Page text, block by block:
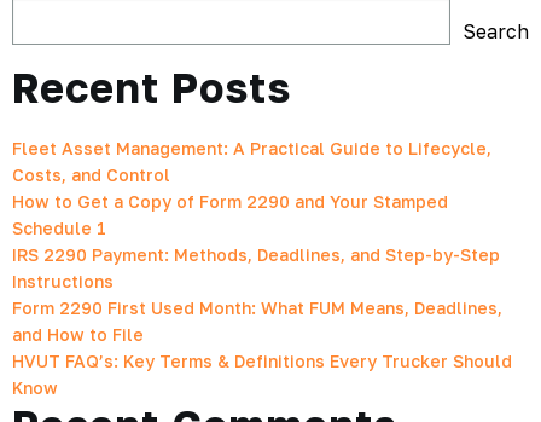
Search
Recent Posts
Fleet Asset Management: A Practical Guide to Lifecycle,
Costs, and Control
How to Get a Copy of Form 2290 and Your Stamped
Schedule 1
IRS 2290 Payment: Methods, Deadlines, and Step-by-Step
Instructions
Form 2290 First Used Month: What FUM Means, Deadlines,
and How to File
HVUT FAQ’s: Key Terms & Definitions Every Trucker Should
Know